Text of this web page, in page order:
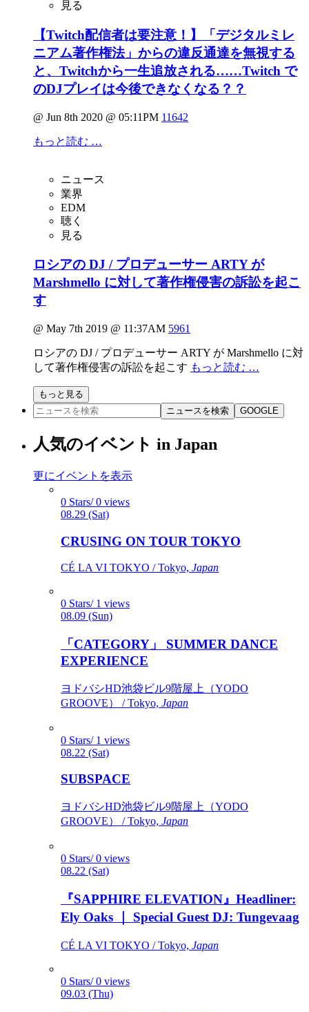
見る
【Twitch配信者は要注意！】「デジタルミレ
ニアム著作権法」からの違反通達を無視する
と、Twitchから一生追放される……Twitch で
のDJプレイは今後できなくなる？？
@ Jun 8th 2020 @ 05:11PM 11642
もっと読む …
ニュース
業界
EDM
聴く
見る
ロシアの DJ / プロデューサー ARTY が
Marshmello に対して著作権侵害の訴訟を起こ
す
@ May 7th 2019 @ 11:37AM 5961
ロシアの DJ / プロデューサー ARTY が Marshmello に対
して著作権侵害の訴訟を起こす もっと読む …
もっと見る
ニュースを検索
GOOGLE
人気のイベント in Japan
更にイベントを表示
0 Stars/ 0 views
08.29 (Sat)
CRUSING ON TOUR TOKYO
CÉ LA VI TOKYO / Tokyo, Japan
0 Stars/ 1 views
08.09 (Sun)
「CATEGORY」 SUMMER DANCE
EXPERIENCE
ヨドバシHD池袋ビル9階屋上（YODO
GROOVE） / Tokyo, Japan
0 Stars/ 1 views
08.22 (Sat)
SUBSPACE
ヨドバシHD池袋ビル9階屋上（YODO
GROOVE） / Tokyo, Japan
0 Stars/ 0 views
08.22 (Sat)
『SAPPHIRE ELEVATION』Headliner:
Ely Oaks ｜ Special Guest DJ: Tungevaag
CÉ LA VI TOKYO / Tokyo, Japan
0 Stars/ 0 views
09.03 (Thu)